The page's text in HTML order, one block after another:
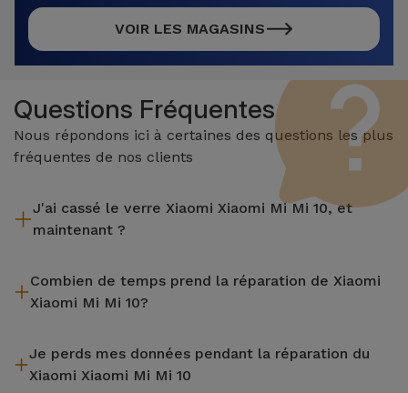
VOIR LES MAGASINS
Questions Fréquentes
Nous répondons ici à certaines des questions les plus
fréquentes de nos clients
J'ai cassé le verre Xiaomi Xiaomi Mi Mi 10, et
maintenant ?
de 2 ans. Trouvez le magasin le plus proche.
Combien de temps prend la réparation de Xiaomi
Xiaomi Mi Mi 10?
l'écran, sont effectuées en environ 20 à 30 minutes.
Je perds mes données pendant la réparation du
Xiaomi Xiaomi Mi Mi 10